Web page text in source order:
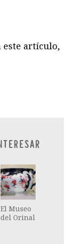
este artículo,
El Museo
del Orinal